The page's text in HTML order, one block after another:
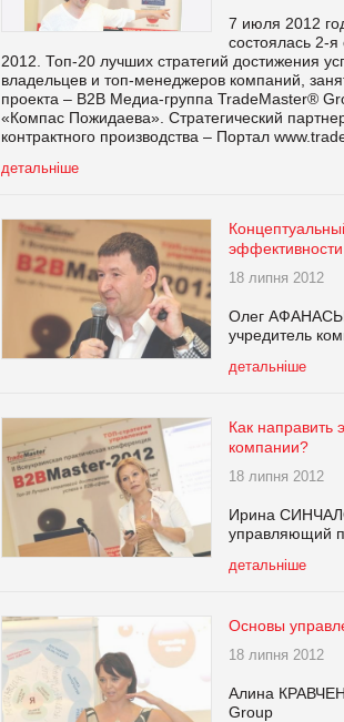
7 июля 2012
состоялась 2-
2012. Топ-20 лучших стратегий достижения
владельцев и топ-менеджеров компаний,
проекта – В2В Медиа-группа TradeMaster®
«Компас Пожидаева». Стратегический
контрактного производства – Портал
детальніше
18 липня 2012
Олег
учредитель
детальніше
Как направить
компании?
18 липня 2012
Ирина
управляющий
детальніше
Основы
18 липня 2012
Алина
Group